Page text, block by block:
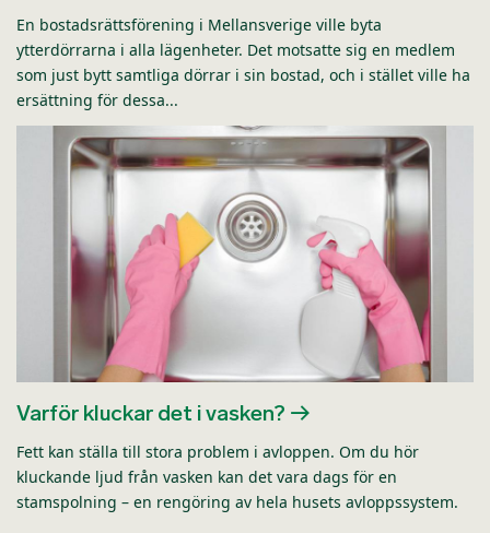
En bostadsrättsförening i Mellansverige ville byta
ytterdörrarna i alla lägenheter. Det motsatte sig en medlem
som just bytt samtliga dörrar i sin bostad, och i stället ville ha
ersättning för dessa...
Varför kluckar det i vasken?
Fett kan ställa till stora problem i avloppen. Om du hör
kluckande ljud från vasken kan det vara dags för en
stamspolning – en rengöring av hela husets avloppssystem.